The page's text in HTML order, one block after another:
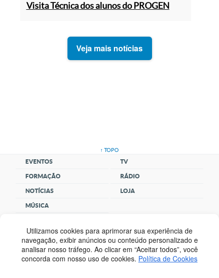
Visita Técnica dos alunos do PROGEN
Veja mais
↑ TOPO
EVENTOS
FORMAÇÃO
NOTÍCIAS
MÚSICA
SANTUÁRIO
COMUNIDADE
TV
RÁDIO
LOJA